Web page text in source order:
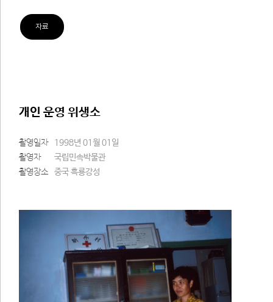
자료
개인 운영 위생소
촬영일자
1998년 01월 01일
촬영자
국립민속박물관
촬영장소
중국 흑룡강성